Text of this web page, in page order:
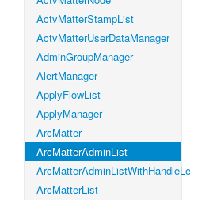
ActvMatterStampList
ActvMatterUserDataManager
AdminGroupManager
AlertManager
ApplyFlowList
ApplyManager
ArcMatter
ArcMatterAdminList
ArcMatterAdminListWithHandleLevel
ArcMatterList